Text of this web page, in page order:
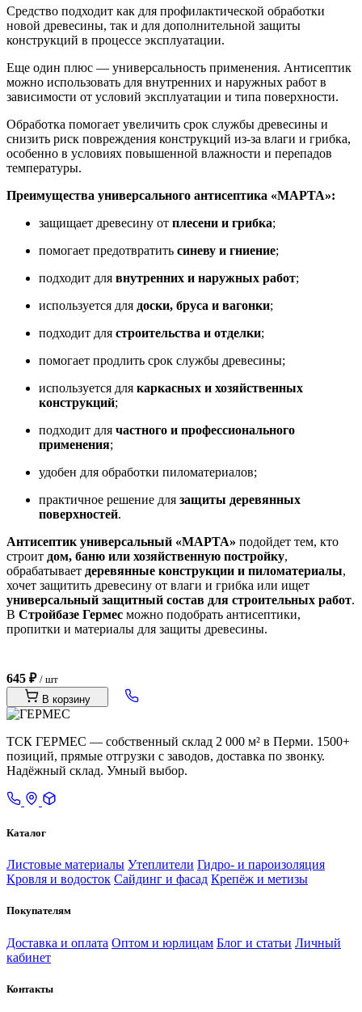
Средство подходит как для профилактической обработки
новой древесины, так и для дополнительной защиты
конструкций в процессе эксплуатации.
Еще один плюс — универсальность применения. Антисептик
можно использовать для внутренних и наружных работ в
зависимости от условий эксплуатации и типа поверхности.
Обработка помогает увеличить срок службы древесины и
снизить риск повреждения конструкций из-за влаги и грибка,
особенно в условиях повышенной влажности и перепадов
температуры.
Преимущества универсального антисептика «МАРТА»:
защищает древесину от плесени и грибка;
помогает предотвратить синеву и гниение;
подходит для внутренних и наружных работ;
используется для доски, бруса и вагонки;
подходит для строительства и отделки;
помогает продлить срок службы древесины;
используется для каркасных и хозяйственных
конструкций;
подходит для частного и профессионального
применения;
удобен для обработки пиломатериалов;
практичное решение для защиты деревянных
поверхностей.
Антисептик универсальный «МАРТА» подойдет тем, кто
строит дом, баню или хозяйственную постройку,
обрабатывает деревянные конструкции и пиломатериалы,
хочет защитить древесину от влаги и грибка или ищет
универсальный защитный состав для строительных работ.
В Стройбазе Гермес можно подобрать антисептики,
пропитки и материалы для защиты древесины.
645 ₽ / шт
В корзину
ТСК ГЕРМЕС — собственный склад 2 000 м² в Перми. 1500+
позиций, прямые отгрузки с заводов, доставка по звонку.
Надёжный склад. Умный выбор.
Каталог
Листовые материалы Утеплители Гидро- и пароизоляция
Кровля и водосток Сайдинг и фасад Крепёж и метизы
Покупателям
Доставка и оплата Оптом и юрлицам Блог и статьи Личный
кабинет
Контакты